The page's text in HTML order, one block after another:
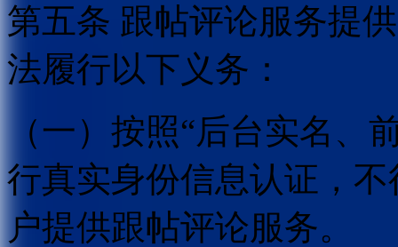
第五条 跟帖评论服务提
法履行以下义务：
（一）按照“后台实名、
行真实身份信息认证，
户提供跟帖评论服务。